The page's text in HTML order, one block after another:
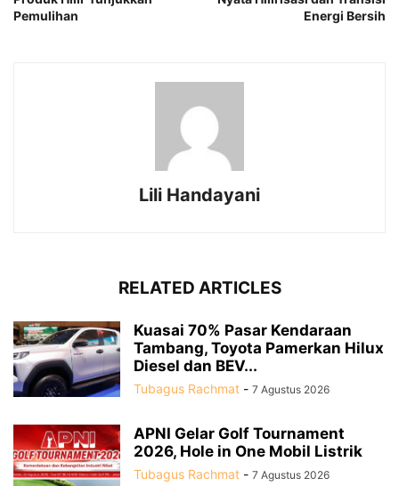
Pemulihan
Energi Bersih
Lili Handayani
RELATED ARTICLES
Kuasai 70% Pasar Kendaraan
Tambang, Toyota Pamerkan Hilux
Diesel dan BEV...
Tubagus Rachmat - 7 Agustus 2026
APNI Gelar Golf Tournament
2026, Hole in One Mobil Listrik
Tubagus Rachmat - 7 Agustus 2026